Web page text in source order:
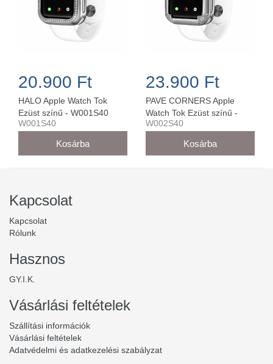
20.900 Ft
HALO Apple Watch Tok
Ezüst színű - W001S40
W001S40
23.900 Ft
PAVE CORNERS Apple
Watch Tok Ezüst színű -
W002S40
W002S40
Kapcsolat
Kapcsolat
Rólunk
Hasznos
GY.I.K.
Vásárlási feltételek
Szállítási információk
Vásárlási feltételek
Adatvédelmi és adatkezelési szabályzat